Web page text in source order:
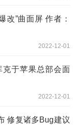
改”曲面屏 作者：
2022-12-01
于苹果总部会面
2022-12-01
修复诸多Bug建议